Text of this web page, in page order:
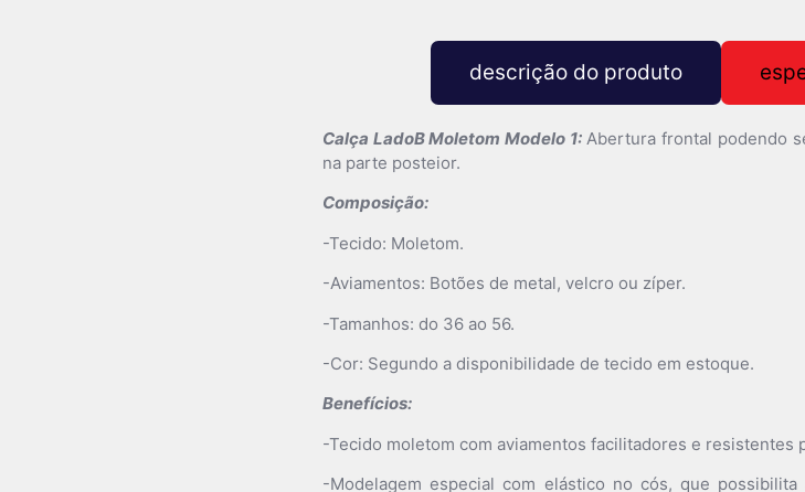
descrição do produto
Calça LadoB Moletom Modelo 1:Abertura frontal podendo
na parte posteior.
Composição:
-Tecido: Moletom.
-Aviamentos: Botões de metal, velcro ou zíper.
-Tamanhos: do 36 ao 56.
-Cor: Segundo a disponibilidade de tecido em estoque.
Benefícios:
-Tecido moletom com aviamentos facilitadores e resistentes
-Modelagem especial com elástico no cós, que